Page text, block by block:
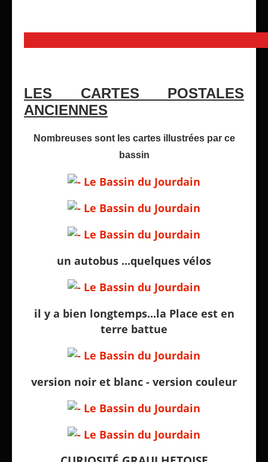
LES CARTES POSTALES
ANCIENNES
Nombreuses sont les cartes illustrées par ce
bassin
un autobus ...quelques vélos
il y a bien longtemps...la Place est en
terre battue
version noir et blanc - version couleur